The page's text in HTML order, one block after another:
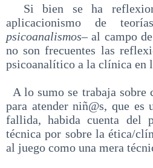
Si bien se ha
aplicacionismo de
psicoanalismos‒ al campo
no son frecuentes las
psicoanalítico a la clínica en
A lo sumo se trabaja sobre
para atender niñ@s, que
fallida, habida cuenta del
técnica por sobre la ética/
al juego como una mera